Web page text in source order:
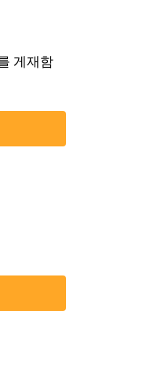
게재함